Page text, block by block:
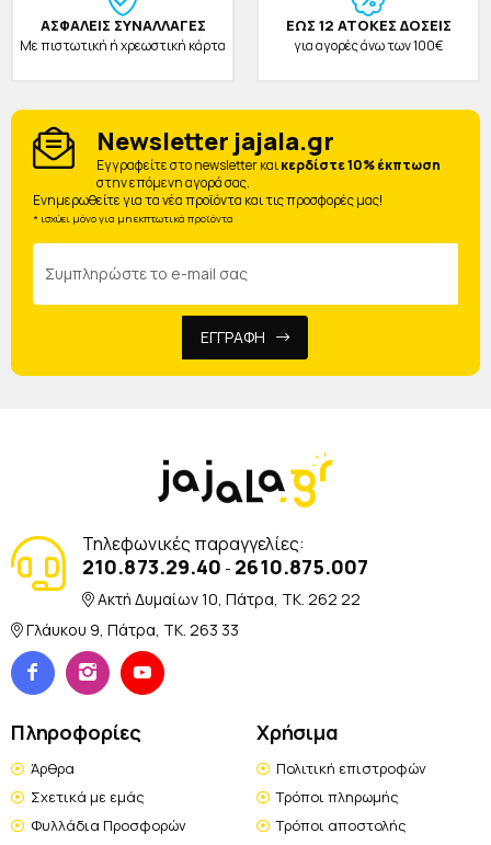
ΑΣΦΑΛΕΙΣ ΣΥΝΑΛΛΑΓΕΣ
Με πιστωτική ή χρεωστική κάρτα
ΕΩΣ 12 ΑΤΟΚΕΣ ΔΟΣΕΙΣ
για αγορές άνω των 100€
Newsletter jajala.gr
Eγγραφείτε στο newsletter καικερδίστε 10% έκπτωση
στην επόμενη αγορά σας.
Ενημερωθείτε για τα νέα προϊόντα και τις προσφορές μας!
* ισχύει μόνο για μη εκπτωτικά προϊόντα
ΕΓΓΡΑΦΗ
Τηλεφωνικές παραγγελίες:
210.873.29.40 - 2610.875.007
Ακτή Δυμαίων 10, Πάτρα, TK. 262 22
Γλάυκου 9, Πάτρα, TK. 263 33
Πληροφορίες
Άρθρα
Σχετικά με εμάς
Φυλλάδια Προσφορών
Χρήσιμα
Πολιτική επιστροφών
Τρόποι πληρωμής
Τρόποι αποστολής